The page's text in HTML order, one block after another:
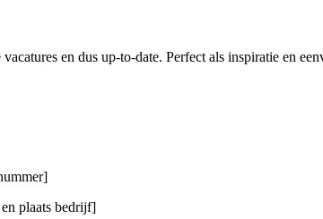
en dus up-to-date. Perfect als inspiratie en
plaats bedrijf]